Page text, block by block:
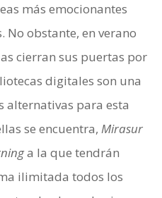
más emocionantes
No obstante, en verano
cierran sus puertas por
digitales son una
alternativas para esta
se encuentra, Mirasur
a la que tendrán
ilimitada todos los